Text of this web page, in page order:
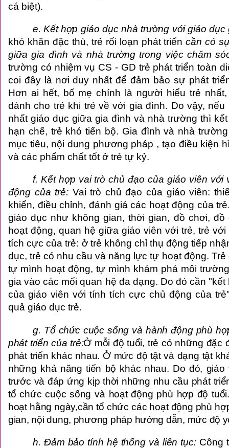
cá biệt).
e. Kết hợp giáo dục nhà trường với giáo
khó khăn đặc thù, trẻ rối loạn phát triển cần có
giữa gia đình và nhà trường trong việc chăm
trường có nhiệm vụ CS - GD trẻ phát triển toàn
coi đây là nơi duy nhất để đảm bảo sự phát
Hơn ai hết, bố mẹ chính là người hiểu trẻ
dành cho trẻ khi trẻ về với gia đình. Do vậy,
nhất giáo dục giữa gia đình và nhà trường thì
hạn chế, trẻ khó tiến bộ. Gia đình và nhà
mục tiêu, nội dung phương pháp , tạo điều kiện
và các phẩm chất tốt ở trẻ tự kỷ.
f. Kết hợp vai trò chủ đạo của giáo viên với
động của trẻ: Vai trò chủ đạo của giáo viên:
khiển, điều chỉnh, đánh giá các hoạt động của
giáo dục như không gian, thời gian, đồ chơi, đồ
hoạt động, quan hệ giữa giáo viên với trẻ, trẻ
tích cực của trẻ: ở trẻ không chỉ thụ động tiếp
dục, trẻ có nhu cầu và năng lực tự hoạt động. Trẻ
tự mình hoạt động, tự mình khám phá môi
gia vào các mối quan hệ đa dạng. Do đó cần
của giáo viên với tính tích cực chủ động của
quả giáo dục trẻ.
g. Tổ chức cuộc sống và hành động phù
phát triển của trẻ:Ở mỗi độ tuổi, trẻ có những đặc
phát triển khác nhau. Ở mức độ tật và dạng tật
những khả năng tiến bộ khác nhau. Do đó, giáo
trước và đáp ứng kịp thời những nhu cầu phát
tổ chức cuộc sống và hoạt động phù hợp độ
hoạt hằng ngày,cần tổ chức các hoạt động phù
gian, nội dung, phương pháp hướng dẫn, mức độ
h. Đảm bảo tính hệ thống và liên tục: Công